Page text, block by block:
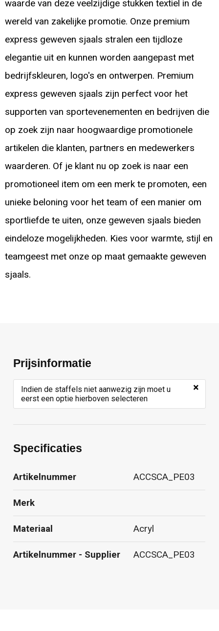
waarde van deze veelzijdige stukken textiel in de
wereld van zakelijke promotie. Onze premium
express geweven sjaals stralen een tijdloze
elegantie uit en kunnen worden aangepast met
bedrijfskleuren, logo's en ontwerpen. Premium
express geweven sjaals zijn perfect voor het
supporten van sportevenementen en bedrijven die
op zoek zijn naar hoogwaardige promotionele
artikelen die klanten, partners en medewerkers
waarderen. Of je klant nu op zoek is naar een
promotioneel item om een merk te promoten, een
unieke beloning voor het team of een manier om
sportliefde te uiten, onze geweven sjaals bieden
eindeloze mogelijkheden. Kies voor warmte, stijl en
teamgeest met onze op maat gemaakte geweven
sjaals.
Prijsinformatie
Indien de staffels niet aanwezig zijn moet u
eerst een optie hierboven selecteren
×
Specificaties
Artikelnummer ACCSCA_PE03
Merk
Materiaal Acryl
Artikelnummer - Supplier ACCSCA_PE03